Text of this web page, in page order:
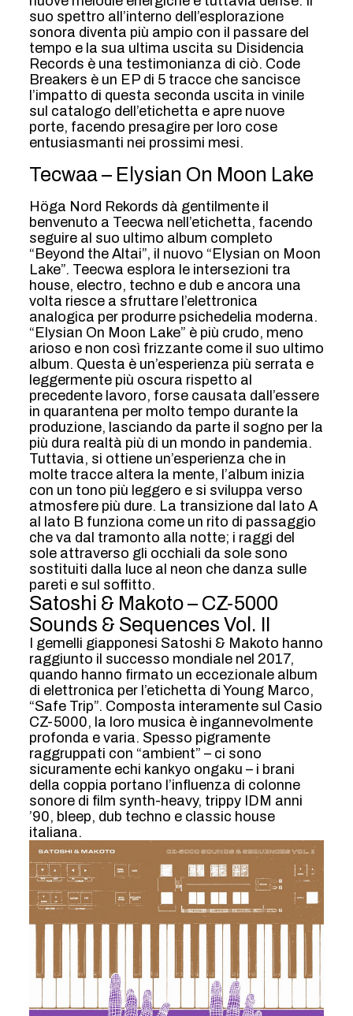
suo spettro all’interno dell’esplorazione
sonora diventa più ampio con il passare del
tempo e la sua ultima uscita su Disidencia
Records è una testimonianza di ciò. Code
Breakers è un EP di 5 tracce che sancisce
l’impatto di questa seconda uscita in vinile
sul catalogo dell’etichetta e apre nuove
porte, facendo presagire per loro cose
entusiasmanti nei prossimi mesi.
Tecwaa – Elysian On Moon Lake
Höga Nord Rekords dà gentilmente il
benvenuto a Teecwa nell’etichetta, facendo
seguire al suo ultimo album completo
“Beyond the Altai”, il nuovo “Elysian on Moon
Lake”. Teecwa esplora le intersezioni tra
house, electro, techno e dub e ancora una
volta riesce a sfruttare l’elettronica
analogica per produrre psichedelia moderna.
“Elysian On Moon Lake” è più crudo, meno
arioso e non così frizzante come il suo ultimo
album. Questa è un’esperienza più serrata e
leggermente più oscura rispetto al
precedente lavoro, forse causata dall’essere
in quarantena per molto tempo durante la
produzione, lasciando da parte il sogno per la
più dura realtà più di un mondo in pandemia.
Tuttavia, si ottiene un’esperienza che in
molte tracce altera la mente, l’album inizia
con un tono più leggero e si sviluppa verso
atmosfere più dure. La transizione dal lato A
al lato B funziona come un rito di passaggio
che va dal tramonto alla notte; i raggi del
sole attraverso gli occhiali da sole sono
sostituiti dalla luce al neon che danza sulle
pareti e sul soffitto.
Satoshi & Makoto – CZ-5000
Sounds & Sequences Vol. II
I gemelli giapponesi Satoshi & Makoto hanno
raggiunto il successo mondiale nel 2017,
quando hanno firmato un eccezionale album
di elettronica per l’etichetta di Young Marco,
“Safe Trip”. Composta interamente sul Casio
CZ-5000, la loro musica è ingannevolmente
profonda e varia. Spesso pigramente
raggruppati con “ambient” – ci sono
sicuramente echi kankyo ongaku – i brani
della coppia portano l’influenza di colonne
sonore di film synth-heavy, trippy IDM anni
’90, bleep, dub techno e classic house
italiana.